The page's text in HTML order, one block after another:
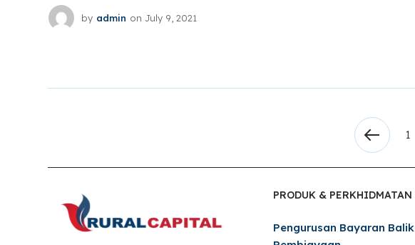
by admin on July 9, 2021
1
PRODUK & PERKHIDMATAN
Pengurusan Bayaran Balik